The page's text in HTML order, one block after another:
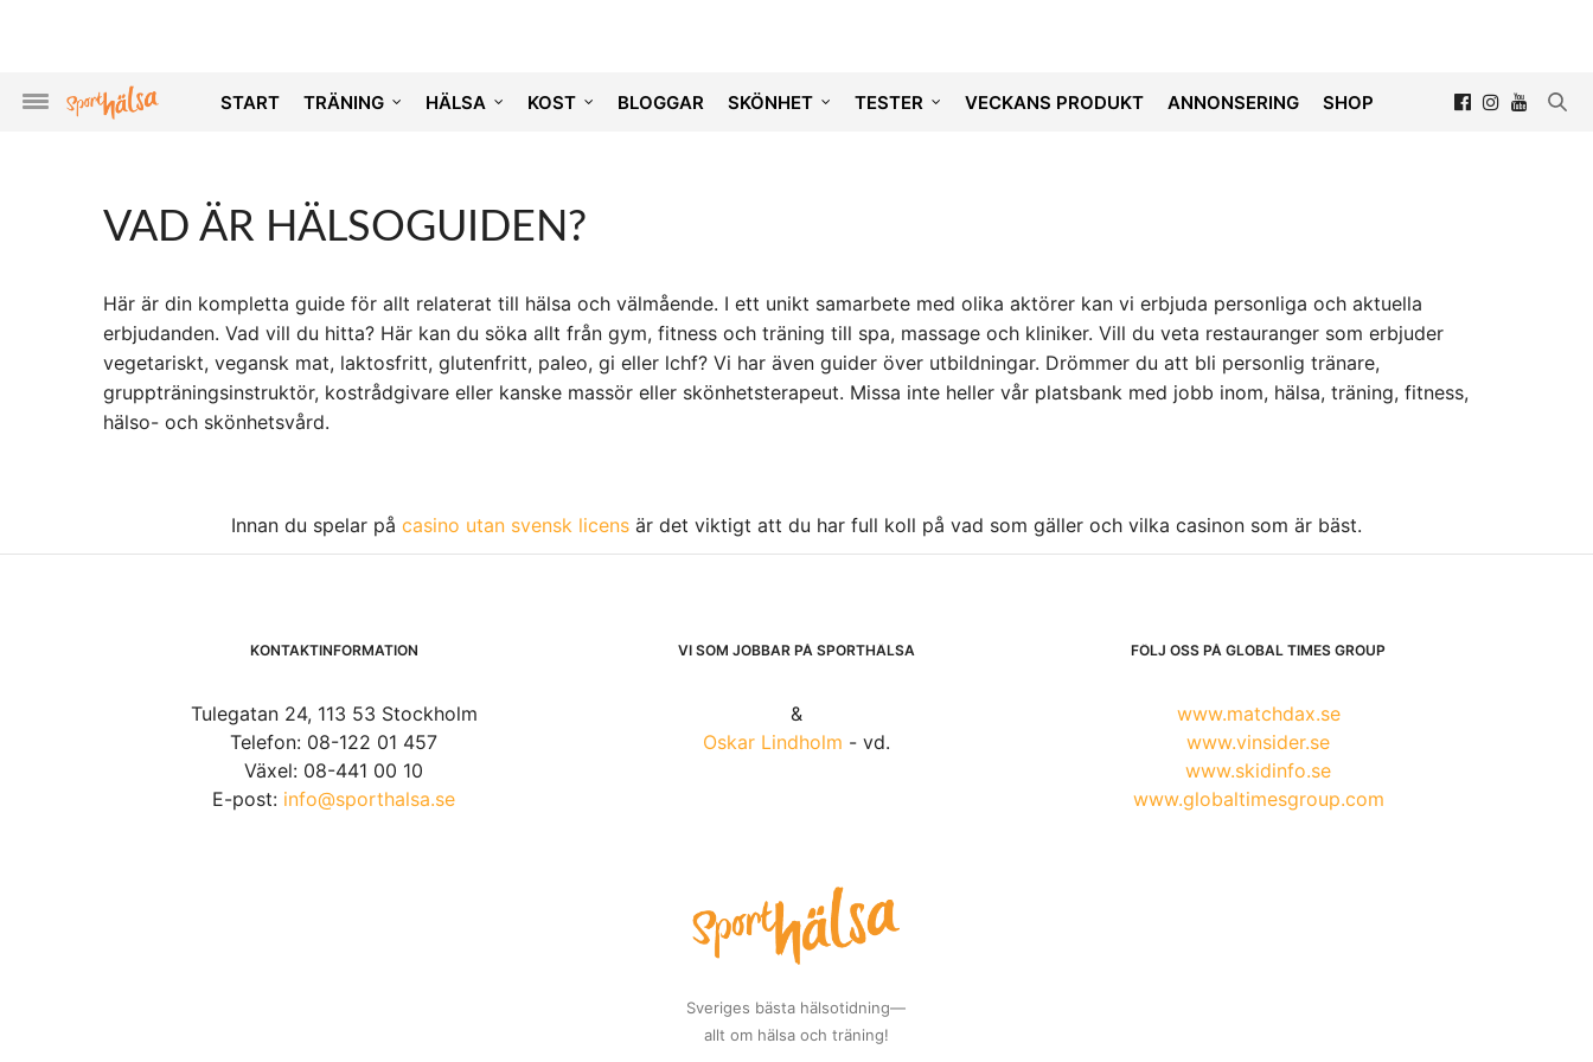
START TRÄNING HÄLSA KOST BLOGGAR SKÖNHET TESTER VECKANS PRODUKT ANNONSERING SHOP
VAD ÄR HÄLSOGUIDEN?
Här är din kompletta guide för allt relaterat till hälsa och välmående. I ett unikt samarbete med olika aktörer kan vi erbjuda personliga och aktuella
erbjudanden. Vad vill du hitta? Här kan du söka allt från gym, fitness och träning till spa, massage och kliniker. Vill du veta restauranger som erbjuder
vegetariskt, vegansk mat, laktosfritt, glutenfritt, paleo, gi eller lchf? Vi har även guider över utbildningar. Drömmer du att bli personlig tränare,
gruppträningsinstruktör, kostrådgivare eller kanske massör eller skönhetsterapeut. Missa inte heller vår platsbank med jobb inom, hälsa, träning, fitness,
hälso- och skönhetsvård.
Innan du spelar på casino utan svensk licens är det viktigt att du har full koll på vad som gäller och vilka casinon som är bäst.
KONTAKTINFORMATION
Tulegatan 24, 113 53 Stockholm
Telefon: 08-122 01 457
Växel: 08-441 00 10
E-post: info@sporthalsa.se
VI SOM JOBBAR PÅ SPORTHÄLSA
&
Oskar Lindholm - vd.
Sveriges bästa hälsotidning—
allt om hälsa och träning!
FÖLJ OSS PÅ GLOBAL TIMES GROUP
www.matchdax.se
www.vinsider.se
www.skidinfo.se
www.globaltimesgroup.com